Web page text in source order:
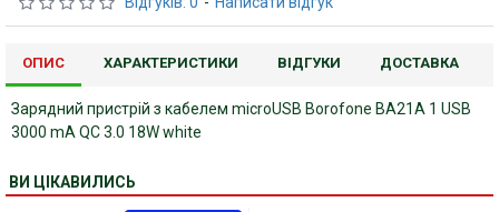
ОПИС ХАРАКТЕРИСТИКИ ВІДГУКИ ДОСТАВКА
Зарядний пристрій з кабелем microUSB Borofone BA21A 1 USB
3000 mA QC 3.0 18W white
ВИ ЦІКАВИЛИСЬ